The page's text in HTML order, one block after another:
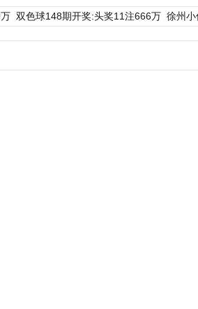
双色球148期开奖:头奖11注666万 徐州